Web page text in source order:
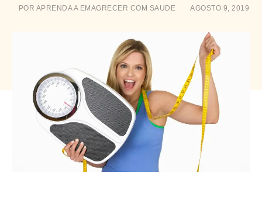
POR APRENDA A EMAGRECER COM SAUDE AGOSTO 9, 2019